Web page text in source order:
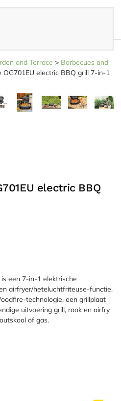
and Terrace > Barbecues and
OG701EU electric BBQ grill 7-in-1
electric BBQ
een 7-in-1 elektrische
airfryer/heteluchtfriteuse-functie.
technologie, een grillplaat
uitvoering grill, rook en airfry
of gas.